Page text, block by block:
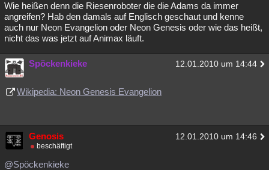
Wie heißen denn die Riesenroboter die die Adams da immer
angreifen? Hab den damals auf Englisch geschaut und kenne
auch nur Neon Evangelion oder Neon Genesis oder wie das heißt,
nicht das was jetzt auf Animax läuft.
Spöckenkieke 12.01.2010 um 14:44
Wikipedia: Neon Genesis Evangelion
Genosis 12.01.2010 um 14:46
beschäftigt
@Spöckenkieke